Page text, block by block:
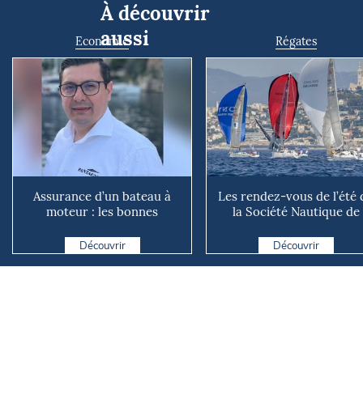
À découvrir
aussi
Economie
Assurance d’un bateau à
moteur : les bonnes
d...
Découvrir
Régates
Les rendez-vous de l’été
la Société Nautique de
Découvrir